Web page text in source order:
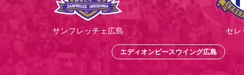
セレッソフットサルパーク長居 セレッソスポーツパーク舞洲
子供のサッカースクール
サンフレッチェ広島 セレ
エディオンピースウイング広島